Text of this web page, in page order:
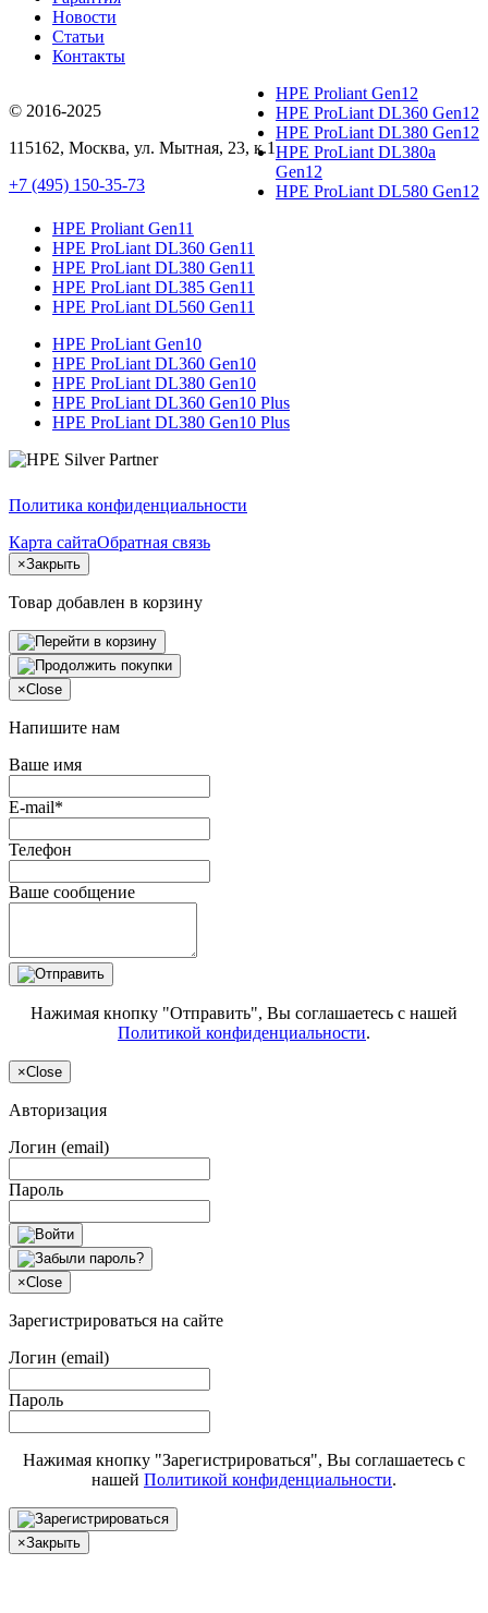
Новости
Статьи
Контакты
© 2016-2025
115162, Москва, ул. Мытная, 23, к.1
+7 (495) 150-35-73
HPE Proliant Gen12
HPE ProLiant DL360 Gen12
HPE ProLiant DL380 Gen12
HPE ProLiant DL380a
Gen12
HPE ProLiant DL580 Gen12
HPE Proliant Gen11
HPE ProLiant DL360 Gen11
HPE ProLiant DL380 Gen11
HPE ProLiant DL385 Gen11
HPE ProLiant DL560 Gen11
HPE ProLiant Gen10
HPE ProLiant DL360 Gen10
HPE ProLiant DL380 Gen10
HPE ProLiant DL360 Gen10 Plus
HPE ProLiant DL380 Gen10 Plus
Политика конфиденциальности
Карта сайтаОбратная связь
×Закрыть
Товар добавлен в корзину
×Close
Напишите нам
Ваше имя
E-mail*
Телефон
Ваше сообщение
Нажимая кнопку "Отправить", Вы соглашаетесь с нашей
Политикой конфиденциальности.
×Close
Авторизация
Логин (email)
Пароль
×Close
Зарегистрироваться на сайте
Логин (email)
Пароль
Нажимая кнопку "Зарегистрироваться", Вы соглашаетесь с
нашей Политикой конфиденциальности.
×Закрыть